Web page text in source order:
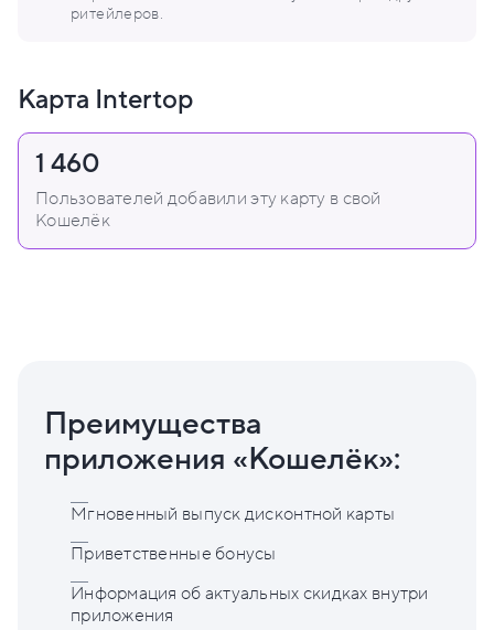
ритейлеров.
Карта Intertop
1 460
Пользователей добавили эту карту в свой
Кошелёк
Преимущества
приложения «Кошелёк»:
Мгновенный выпуск дисконтной карты
Приветственные бонусы
Информация об актуальных скидках внутри
приложения